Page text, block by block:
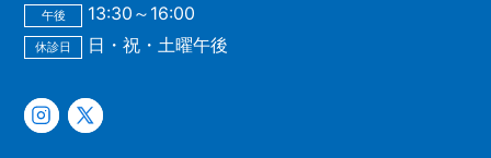
午後 13:30～16:00
休診日 日・祝・土曜午後